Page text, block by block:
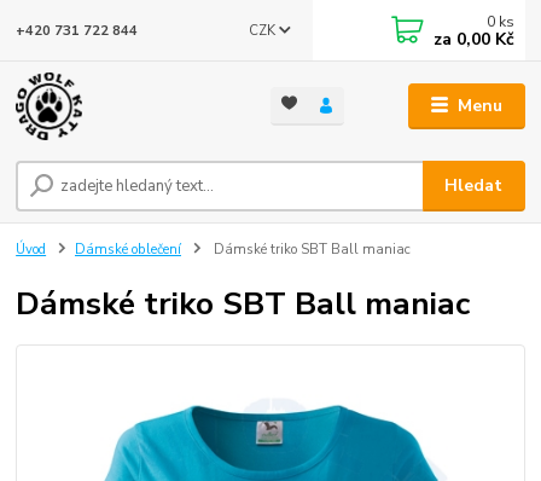
Menu
CZK
Hledat
+420 731 722 844 0 ks
za 0,00 Kč
Úvod Dámské oblečení Dámské triko SBT Ball maniac
Dámské triko SBT Ball maniac